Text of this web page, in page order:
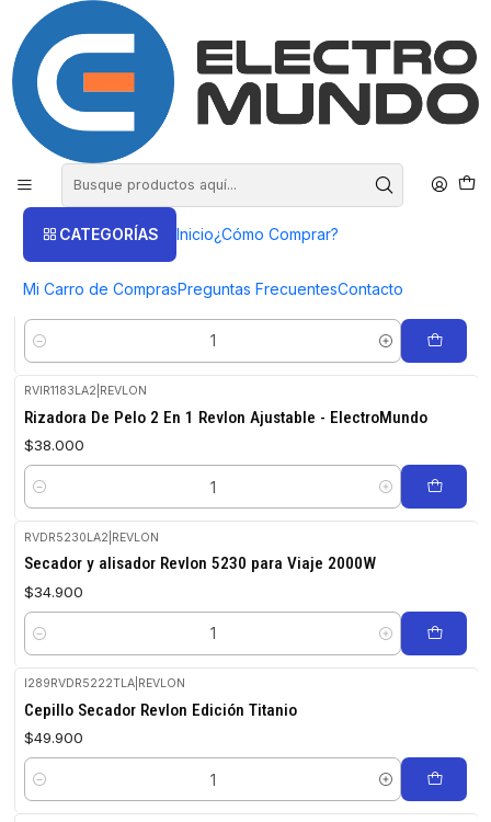
CATEGORÍAS Inicio¿Cómo Comprar?
Mi Carro de ComprasPreguntas FrecuentesContacto
COMPRA HASTA EN 3 CUOTAS SIN INTERES
Inicio Productos HOGAR Y ENTRETENCIÒN Cuidado Personal
Cuidado Personal
FILTROS
330RVL10148 |REVLON
$44.000
Cantidad
RVIR1183LA2 REVLON
Rizadora De Pelo 2 En 1 Revlon Ajustable - ElectroMundo
$38.000
Cantidad
RVDR5230LA2 REVLON
Secador y alisador Revlon 5230 para Viaje 2000W
$34.900
Cantidad
I289RVDR5222TLA| REVLON
Cepillo Secador Revlon Edición Titanio
$49.900
Cantidad